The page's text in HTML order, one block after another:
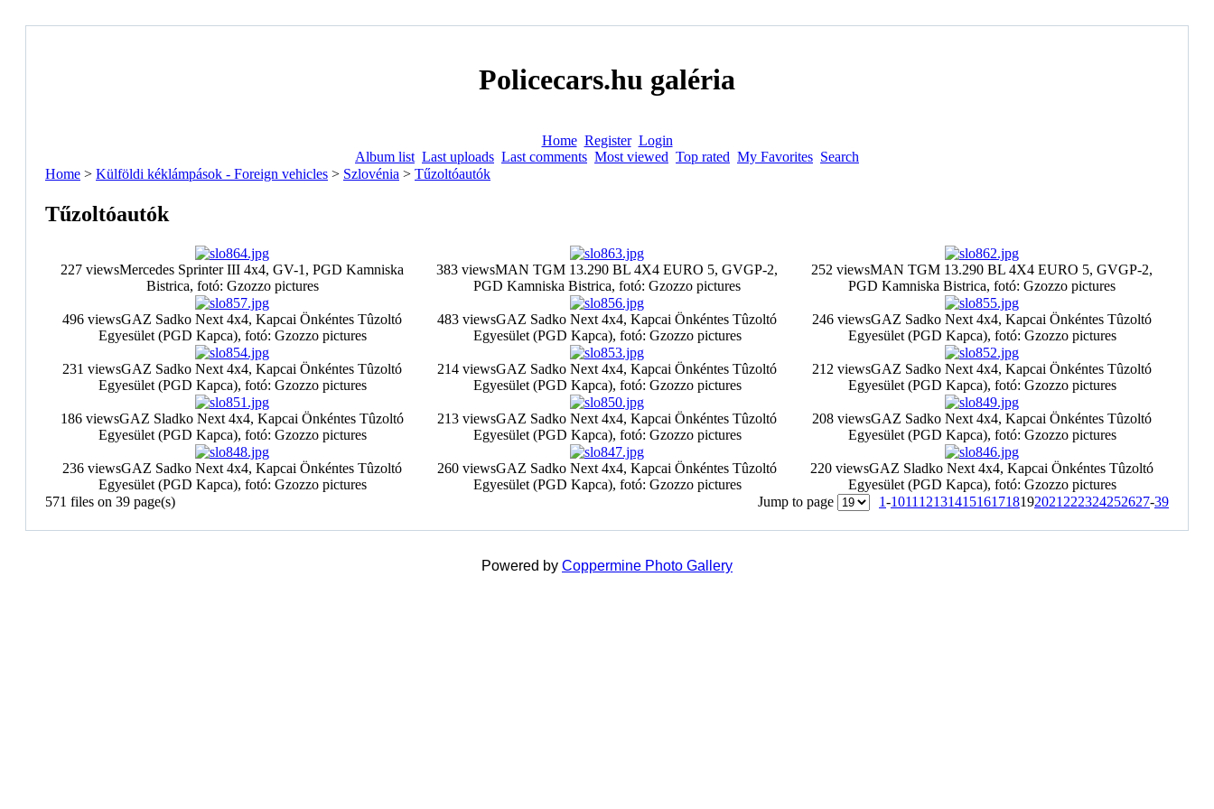
Policecars.hu galéria
Home Register Login
Album list Last uploads Last comments Most viewed Top rated My Favorites Search
Home > Külföldi kéklámpások - Foreign vehicles > Szlovénia > Tűzoltóautók
Tűzoltóautók
227 viewsMercedes Sprinter III 4x4, GV-1, PGD Kamniska
Bistrica, fotó: Gzozzo pictures
383 viewsMAN TGM 13.290 BL 4X4 EURO 5, GVGP-2,
PGD Kamniska Bistrica, fotó: Gzozzo pictures
252 viewsMAN TGM 13.290 BL 4X4 EURO 5, GVGP-2,
PGD Kamniska Bistrica, fotó: Gzozzo pictures
496 viewsGAZ Sadko Next 4x4, Kapcai Önkéntes Tûzoltó
Egyesület (PGD Kapca), fotó: Gzozzo pictures
483 viewsGAZ Sadko Next 4x4, Kapcai Önkéntes Tûzoltó
Egyesület (PGD Kapca), fotó: Gzozzo pictures
246 viewsGAZ Sadko Next 4x4, Kapcai Önkéntes Tûzoltó
Egyesület (PGD Kapca), fotó: Gzozzo pictures
231 viewsGAZ Sadko Next 4x4, Kapcai Önkéntes Tûzoltó
Egyesület (PGD Kapca), fotó: Gzozzo pictures
214 viewsGAZ Sadko Next 4x4, Kapcai Önkéntes Tûzoltó
Egyesület (PGD Kapca), fotó: Gzozzo pictures
212 viewsGAZ Sadko Next 4x4, Kapcai Önkéntes Tûzoltó
Egyesület (PGD Kapca), fotó: Gzozzo pictures
186 viewsGAZ Sladko Next 4x4, Kapcai Önkéntes Tûzoltó
Egyesület (PGD Kapca), fotó: Gzozzo pictures
213 viewsGAZ Sadko Next 4x4, Kapcai Önkéntes Tûzoltó
Egyesület (PGD Kapca), fotó: Gzozzo pictures
208 viewsGAZ Sadko Next 4x4, Kapcai Önkéntes Tûzoltó
Egyesület (PGD Kapca), fotó: Gzozzo pictures
236 viewsGAZ Sadko Next 4x4, Kapcai Önkéntes Tûzoltó
Egyesület (PGD Kapca), fotó: Gzozzo pictures
260 viewsGAZ Sadko Next 4x4, Kapcai Önkéntes Tûzoltó
Egyesület (PGD Kapca), fotó: Gzozzo pictures
220 viewsGAZ Sladko Next 4x4, Kapcai Önkéntes Tûzoltó
Egyesület (PGD Kapca), fotó: Gzozzo pictures
571 files on 39 page(s)
Jump to page 1-1011 12131415161718192021 222324252627-39
Powered by Coppermine Photo Gallery